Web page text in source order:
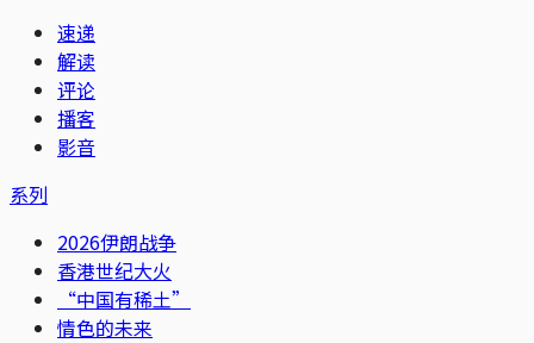
速递
解读
评论
播客
影音
系列
2026伊朗战争
香港世纪大火
“中国有稀土”
情色的未来